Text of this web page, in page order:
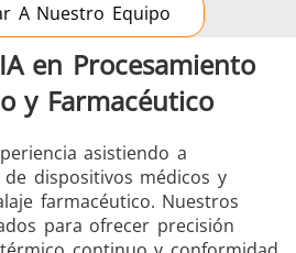
A Nuestro Equipo
en Procesamiento
y Farmacéutico
asistiendo a
dispositivos médicos y
farmacéutico. Nuestros
para ofrecer precisión